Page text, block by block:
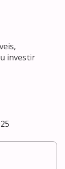
investir